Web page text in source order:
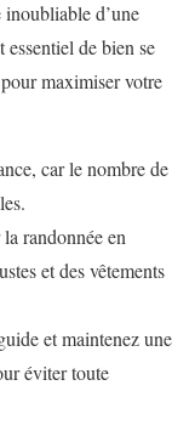
d’une
de bien se
maximiser votre
car le nombre de
randonnée en
et des vêtements
et maintenez une
éviter toute